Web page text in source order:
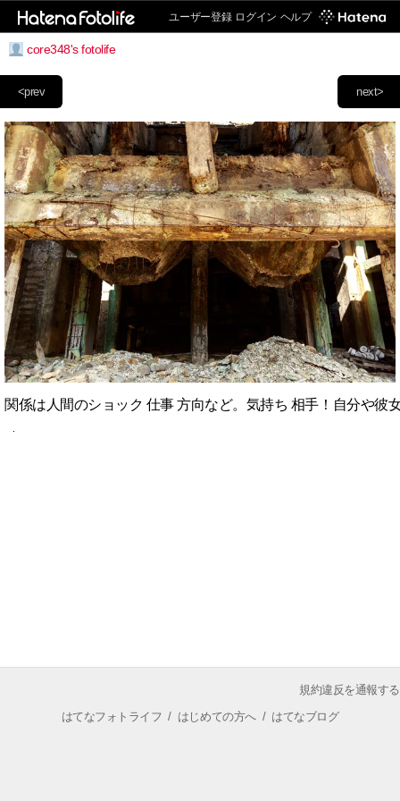
ユーザー登録 ログイン ヘルプ
core348's fotolife
next>
<prev
関係は人間のショック 仕事 方向など。気持ち 相手！自分や彼
規約違反を通報する
はてなフォトライフ / はじめての方へ/ はてなブログ